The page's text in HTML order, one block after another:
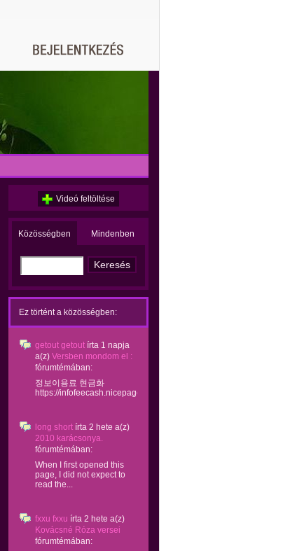
Videó feltöltése
Közösségben Mindenben
Ez történt a közösségben:
getout getout írta 1 napja
a(z) Versben mondom el :
fórumtémában:
정보이용료 현금화
https://infofeecash.nicepage...
long short írta 2 hete a(z)
2010 karácsonya.
fórumtémában:
When I first opened this
page, I did not expect to
read the...
fxxu fxxu írta 2 hete a(z)
Kovácsné Róza versei
fórumtémában: